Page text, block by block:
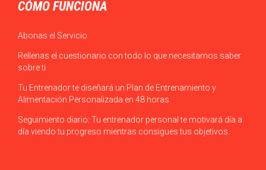
CÓMO FUNCIONA
Abonas el Servicio
Rellenas el cuestionario con todo lo que necesitamos saber
sobre ti
Tu Entrenador te diseñará un Plan de Entrenamiento y
Alimentación Personalizada en 48 horas
Seguimiento diario: Tu entrenador personal te motivará día a
día viendo tu progreso mientras consigues tus objetivos.